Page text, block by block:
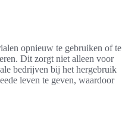
opnieuw te gebruiken of te
Dit zorgt niet alleen voor
bedrijven bij het hergebruik
leven te geven, waardoor